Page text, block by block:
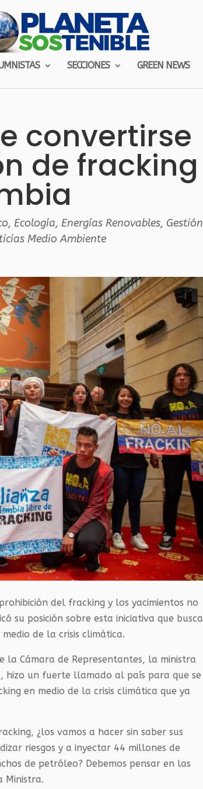
SECCIONES GREEN NEWS
convertirse
de fracking
,Ecología,Energías Renovables, Gestión
Medio Ambiente
del fracking y los yacimientos no
su posición sobre esta iniciativa que busca
de la crisis climática.
la Cámara de Representantes, la ministra
hizo un fuerte llamado al país para que se
en medio de la crisis climática que ya
¿los vamos a hacer sin saber sus
riesgos y a inyectar 44 millones de
de petróleo? Debemos pensar en las
Ministra.